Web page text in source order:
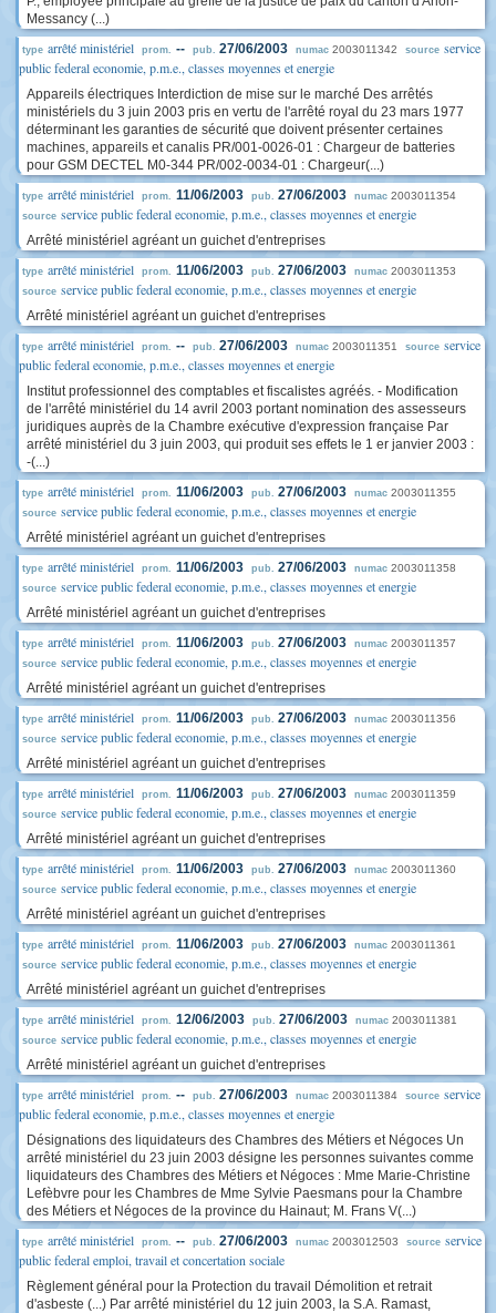
Messancy (...)
type arrêté ministériel prom. -- pub. 27/06/2003 numac 2003011342 source service
public federal economie, p.m.e., classes moyennes et energie
Appareils électriques Interdiction de mise sur le marché Des arrêtés
ministériels du 3 juin 2003 pris en vertu de l'arrêté royal du 23 mars 1977
déterminant les garanties de sécurité que doivent présenter certaines
machines, appareils et canalis PR/001-0026-01 : Chargeur de batteries
pour GSM DECTEL M0-344 PR/002-0034-01 : Chargeur(...)
type arrêté ministériel prom. 11/06/2003 pub. 27/06/2003 numac 2003011354
source service public federal economie, p.m.e., classes moyennes et energie
Arrêté ministériel agréant un guichet d'entreprises
type arrêté ministériel prom. 11/06/2003 pub. 27/06/2003 numac 2003011353
source service public federal economie, p.m.e., classes moyennes et energie
Arrêté ministériel agréant un guichet d'entreprises
type arrêté ministériel prom. -- pub. 27/06/2003 numac 2003011351 source service
public federal economie, p.m.e., classes moyennes et energie
Institut professionnel des comptables et fiscalistes agréés. - Modification
de l'arrêté ministériel du 14 avril 2003 portant nomination des assesseurs
juridiques auprès de la Chambre exécutive d'expression française Par
arrêté ministériel du 3 juin 2003, qui produit ses effets le 1 er janvier 2003 :
-(...)
type arrêté ministériel prom. 11/06/2003 pub. 27/06/2003 numac 2003011355
source service public federal economie, p.m.e., classes moyennes et energie
Arrêté ministériel agréant un guichet d'entreprises
type arrêté ministériel prom. 11/06/2003 pub. 27/06/2003 numac 2003011358
source service public federal economie, p.m.e., classes moyennes et energie
Arrêté ministériel agréant un guichet d'entreprises
type arrêté ministériel prom. 11/06/2003 pub. 27/06/2003 numac 2003011357
source service public federal economie, p.m.e., classes moyennes et energie
Arrêté ministériel agréant un guichet d'entreprises
type arrêté ministériel prom. 11/06/2003 pub. 27/06/2003 numac 2003011356
source service public federal economie, p.m.e., classes moyennes et energie
Arrêté ministériel agréant un guichet d'entreprises
type arrêté ministériel prom. 11/06/2003 pub. 27/06/2003 numac 2003011359
source service public federal economie, p.m.e., classes moyennes et energie
Arrêté ministériel agréant un guichet d'entreprises
type arrêté ministériel prom. 11/06/2003 pub. 27/06/2003 numac 2003011360
source service public federal economie, p.m.e., classes moyennes et energie
Arrêté ministériel agréant un guichet d'entreprises
type arrêté ministériel prom. 11/06/2003 pub. 27/06/2003 numac 2003011361
source service public federal economie, p.m.e., classes moyennes et energie
Arrêté ministériel agréant un guichet d'entreprises
type arrêté ministériel prom. 12/06/2003 pub. 27/06/2003 numac 2003011381
source service public federal economie, p.m.e., classes moyennes et energie
Arrêté ministériel agréant un guichet d'entreprises
type arrêté ministériel prom. -- pub. 27/06/2003 numac 2003011384 source service
public federal economie, p.m.e., classes moyennes et energie
Désignations des liquidateurs des Chambres des Métiers et Négoces Un
arrêté ministériel du 23 juin 2003 désigne les personnes suivantes comme
liquidateurs des Chambres des Métiers et Négoces : Mme Marie-Christine
Lefèbvre pour les Chambres de Mme Sylvie Paesmans pour la Chambre
des Métiers et Négoces de la province du Hainaut; M. Frans V(...)
type arrêté ministériel prom. -- pub. 27/06/2003 numac 2003012503 source service
public federal emploi, travail et concertation sociale
Règlement général pour la Protection du travail Démolition et retrait
d'asbeste (...) Par arrêté ministériel du 12 juin 2003, la S.A. Ramast,